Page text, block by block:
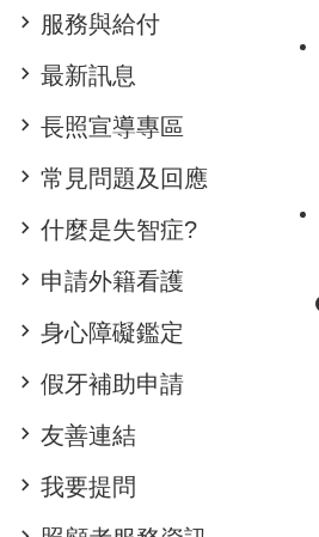
服務與給付
最新訊息
長照宣導專區
常見問題及回應
什麼是失智症?
申請外籍看護
身心障礙鑑定
假牙補助申請
友善連結
我要提問